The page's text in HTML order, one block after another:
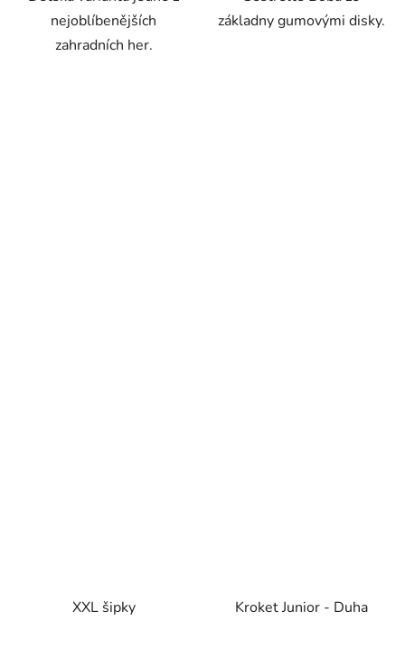
nejoblíbenějších
zahradních her.
základny gumovými disky.
XXL šipky Kroket Junior - Duha